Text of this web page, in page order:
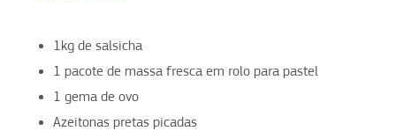
1kg de salsicha
1 pacote de massa fresca em rolo para pastel
1 gema de ovo
Azeitonas pretas picadas